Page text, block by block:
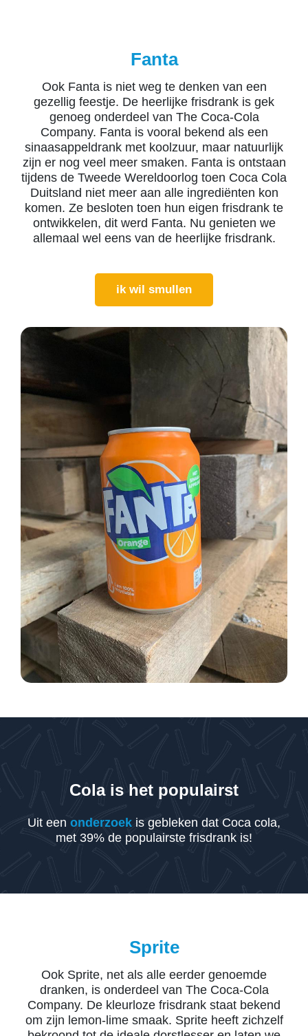
Fanta
Ook Fanta is niet weg te denken van een
gezellig feestje. De heerlijke frisdrank is gek
genoeg onderdeel van The Coca-Cola
Company. Fanta is vooral bekend als een
sinaasappeldrank met koolzuur, maar natuurlijk
zijn er nog veel meer smaken. Fanta is ontstaan
tijdens de Tweede Wereldoorlog toen Coca Cola
Duitsland niet meer aan alle ingrediënten kon
komen. Ze besloten toen hun eigen frisdrank te
ontwikkelen, dit werd Fanta. Nu genieten we
allemaal wel eens van de heerlijke frisdrank.
ik wil smullen
Cola is het populairst
Uit een onderzoek is gebleken dat Coca cola,
met 39% de populairste frisdrank is!
Sprite
Ook Sprite, net als alle eerder genoemde
dranken, is onderdeel van The Coca-Cola
Company. De kleurloze frisdrank staat bekend
om zijn lemon-lime smaak. Sprite heeft zichzelf